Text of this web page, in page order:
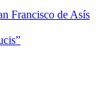
Francisco de Asís